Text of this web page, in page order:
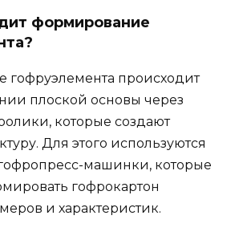
формирование
происходит
плоской основы через
которые создают
Для этого используются
машинки, которые
гофрокартон
и характеристик.